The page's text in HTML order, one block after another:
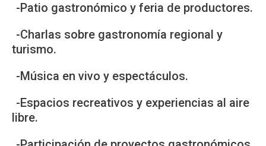
-Patio gastronómico y feria de productores.
-Charlas sobre gastronomía regional y
turismo.
-Música en vivo y espectáculos.
-Espacios recreativos y experiencias al aire
libre.